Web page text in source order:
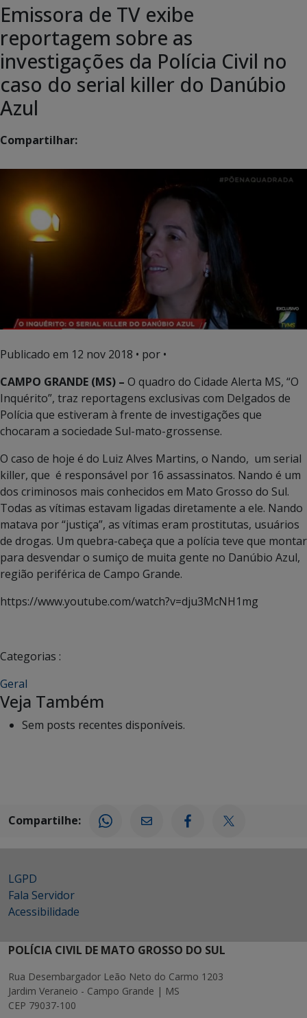
Emissora de TV exibe
reportagem sobre as
investigações da Polícia Civil no
caso do serial killer do Danúbio
Azul
Compartilhar:
Publicado em 12 nov 2018 • por •
CAMPO GRANDE (MS) – O quadro do Cidade Alerta MS, “O
Inquérito”, traz reportagens exclusivas com Delgados de
Polícia que estiveram à frente de investigações que
chocaram a sociedade Sul-mato-grossense.
O caso de hoje é do Luiz Alves Martins, o Nando, um serial
killer, que é responsável por 16 assassinatos. Nando é um
dos criminosos mais conhecidos em Mato Grosso do Sul.
Todas as vítimas estavam ligadas diretamente a ele. Nando
matava por “justiça”, as vítimas eram prostitutas, usuários
de drogas. Um quebra-cabeça que a polícia teve que montar
para desvendar o sumiço de muita gente no Danúbio Azul,
região periférica de Campo Grande.
https://www.youtube.com/watch?v=dju3McNH1mg
Categorias :
Geral
Veja Também
Sem posts recentes disponíveis.
Compartilhe:
LGPD
Fala Servidor
Acessibilidade
POLÍCIA CIVIL DE MATO GROSSO DO SUL
Rua Desembargador Leão Neto do Carmo 1203
Jardim Veraneio - Campo Grande | MS
CEP 79037-100